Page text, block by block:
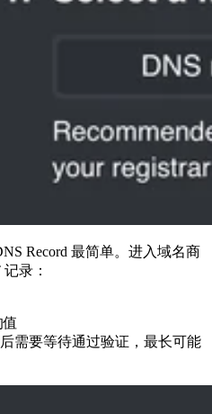
Record 最简单。进入域名商
录：
需要等待通过验证，最长可能